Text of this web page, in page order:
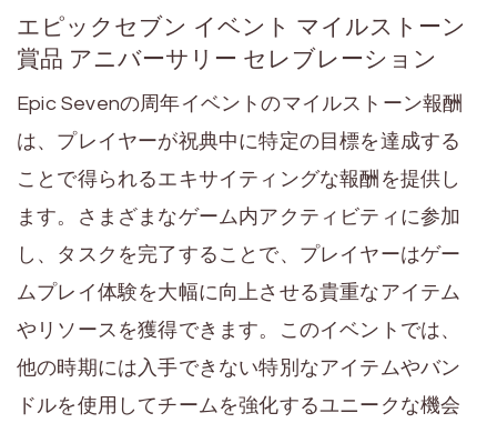
エピックセブン イベント マイルストーン
賞品 アニバーサリー セレブレーション
Epic Sevenの周年イベントのマイルストーン報酬
は、プレイヤーが祝典中に特定の目標を達成する
ことで得られるエキサイティングな報酬を提供し
ます。さまざまなゲーム内アクティビティに参加
し、タスクを完了することで、プレイヤーはゲー
ムプレイ体験を大幅に向上させる貴重なアイテム
やリソースを獲得できます。このイベントでは、
他の時期には入手できない特別なアイテムやバン
ドルを使用してチームを強化するユニークな機会